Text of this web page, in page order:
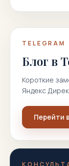
TELEGRAM
Блог в
Короткие
Яндекс
Перейти